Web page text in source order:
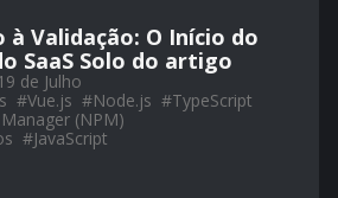
à Validação: O Início do
SaaS Solo do artigo
de Julho
#Vue.js #Node.js #TypeScript
(NPM)
#JavaScript